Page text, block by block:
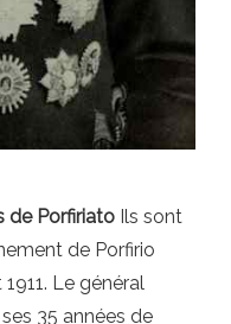
de Porfiriato Ils sont
de Porfirio
Le général
35 années de